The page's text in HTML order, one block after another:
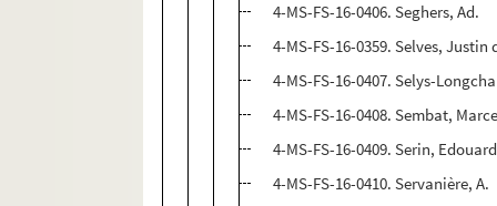
4-MS-FS-16-0406. Seghers, Ad.
4-MS-FS-16-0359. Selves, Justin
4-MS-FS-16-0407. Selys-
4-MS-FS-16-0408. Sembat,
4-MS-FS-16-0409. Serin, Edouard
4-MS-FS-16-0410. Servanière, A.